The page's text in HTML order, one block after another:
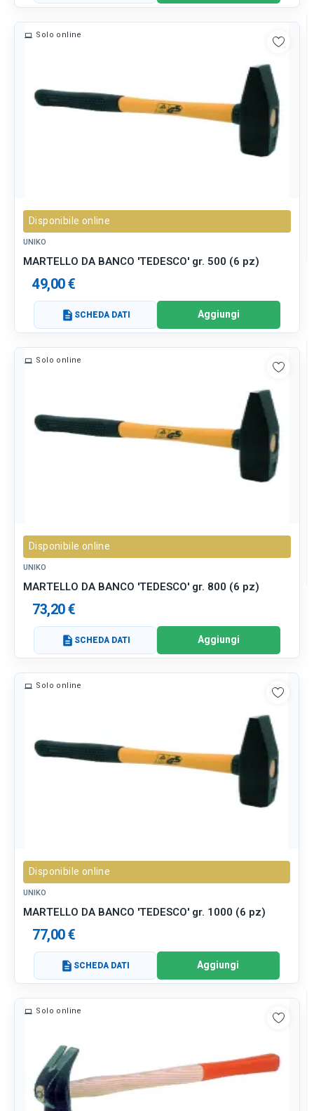
Solo online
Disponibile online
UNIKO
MARTELLO DA BANCO 'TEDESCO' gr. 500 (6 pz)
49,00 €
description SCHEDA DATI Aggiungi
Solo online
Disponibile online
UNIKO
MARTELLO DA BANCO 'TEDESCO' gr. 800 (6 pz)
73,20 €
description SCHEDA DATI Aggiungi
Solo online
Disponibile online
UNIKO
MARTELLO DA BANCO 'TEDESCO' gr. 1000 (6 pz)
77,00 €
description SCHEDA DATI Aggiungi
Solo online